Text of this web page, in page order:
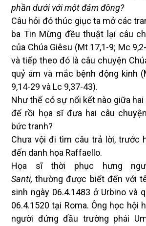
phần dưới với một đám đông?
Câu hỏi đó thúc giục ta mở các
ba Tin Mừng đều thuật lại câu
của Chúa Giêsu (Mt 17,1-9; Mc
và tiếp theo đó là câu chuyện
quỷ ám và mắc bệnh động kinh
9,14-29 và Lc 9,37-43).
Như thế có sự nối kết nào giữa hai
để rồi họa sĩ đưa hai câu
bức tranh?
Chưa vội đi tìm câu trả lời, trước
đến danh họa Raffaello.
Họa sĩ thời phục hưng
Santi,thường được biết đến với
sinh ngày 06.4.1483 ở Urbino và
06.4.1520 tại Roma. Ông học hội
người đứng đầu trường phái